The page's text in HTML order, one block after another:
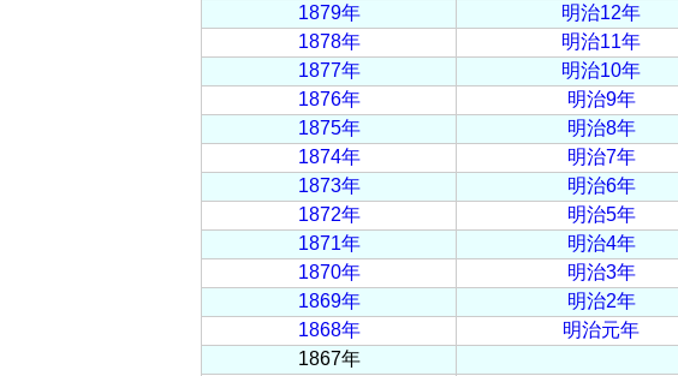
1879年
明治12年
1878年
明治11年
1877年
明治10年
1876年
明治9年
1875年
明治8年
1874年
明治7年
1873年
明治6年
1872年
明治5年
1871年
明治4年
1870年
明治3年
1869年
明治2年
1868年
明治元年
1867年